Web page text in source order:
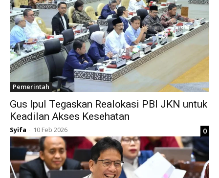
Pemerintah
Gus Ipul Tegaskan Realokasi PBI JKN untuk
Keadilan Akses Kesehatan
Syifa - 10 Feb 2026 0